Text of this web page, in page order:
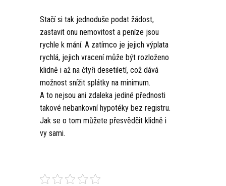
Stačí si tak jednoduše podat žádost,
zastavit onu nemovitost a peníze jsou
rychle k mání. A zatímco je jejich výplata
rychlá, jejich vracení může být rozloženo
klidně i až na čtyři desetiletí, což dává
možnost snížit splátky na minimum.
A to nejsou ani zdaleka jediné přednosti
takové nebankovní hypotéky bez registru.
Jak se o tom můžete přesvědčit klidně i
vy sami.